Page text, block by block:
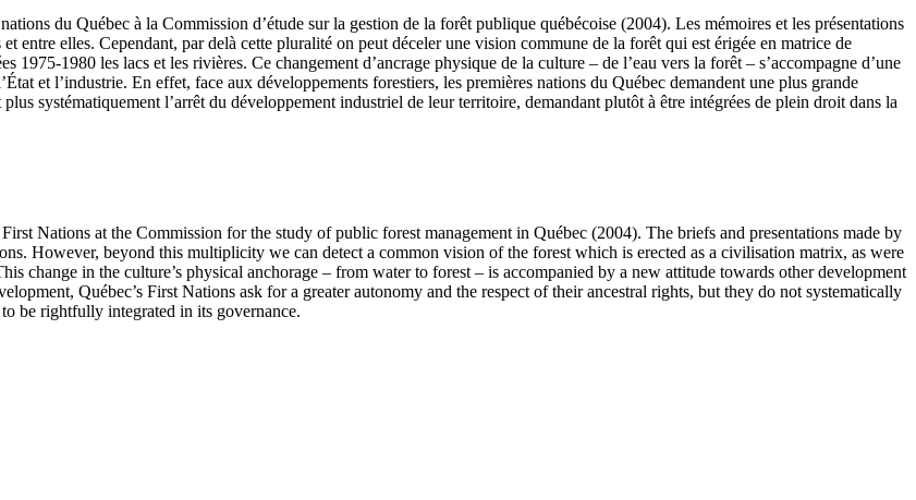
du Québec à la Commission d’étude sur la gestion de la forêt publique québécoise (2004). Les mémoires et les présentations
entre elles. Cependant, par delà cette pluralité on peut déceler une vision commune de la forêt qui est érigée en matrice de
1975-1980 les lacs et les rivières. Ce changement d’ancrage physique de la culture – de l’eau vers la forêt – s’accompagne d’une
et l’industrie. En effet, face aux développements forestiers, les premières nations du Québec demandent une plus grande
systématiquement l’arrêt du développement industriel de leur territoire, demandant plutôt à être intégrées de plein droit dans la
Nations at the Commission for the study of public forest management in Québec (2004). The briefs and presentations made by
However, beyond this multiplicity we can detect a common vision of the forest which is erected as a civilisation matrix, as were
change in the culture’s physical anchorage – from water to forest – is accompanied by a new attitude towards other development
Québec’s First Nations ask for a greater autonomy and the respect of their ancestral rights, but they do not systematically
be rightfully integrated in its governance.